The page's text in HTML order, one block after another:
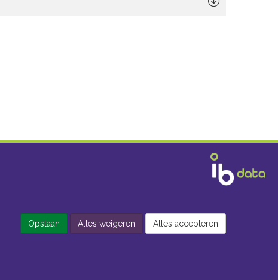
Opslaan Alles weigeren Alles accepteren